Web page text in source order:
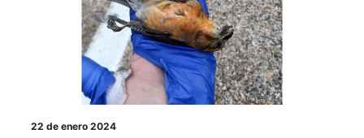
22 de enero 2024